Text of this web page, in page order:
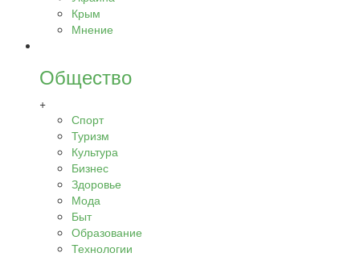
Крым
Мнение
Общество
+
Спорт
Туризм
Культура
Бизнес
Здоровье
Мода
Быт
Образование
Технологии